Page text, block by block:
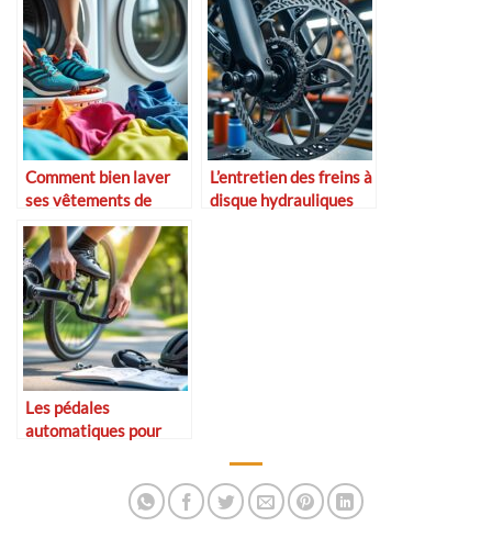
vélo
Comment bien laver
ses vêtements de
sport
L’entretien des freins à
disque hydrauliques
Les pédales
automatiques pour